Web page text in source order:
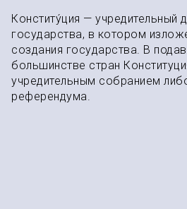
Конститу́ция — учредительный
государства, в котором
создания государства. В
большинстве стран
учредительным собранием
референдума.